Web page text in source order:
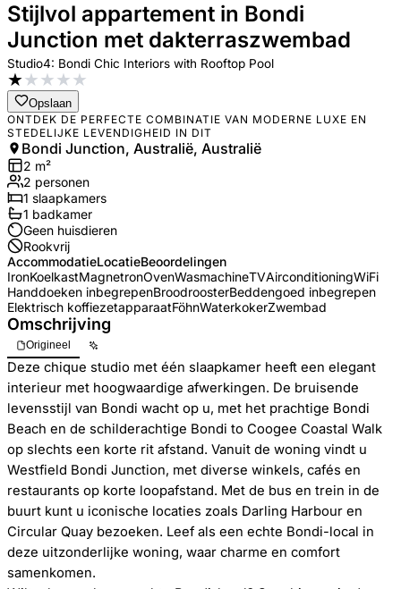
Stijlvol appartement in Bondi
Junction met dakterraszwembad
Studio4: Bondi Chic Interiors with Rooftop Pool
★★★★★
Opslaan
ONTDEK DE PERFECTE COMBINATIE VAN MODERNE LUXE EN
STEDELIJKE LEVENDIGHEID IN DIT
Bondi Junction, Australië, Australië
2 m²
2 personen
1 slaapkamers
1 badkamer
Geen huisdieren
Rookvrij
AccommodatieLocatieBeoordelingen
IronKoelkastMagnetronOvenWasmachineTVAirconditioningWiFi
Handdoeken inbegrepenBroodroosterBeddengoed inbegrepen
Elektrisch koffiezetapparaatFöhnWaterkokerZwembad
Omschrijving
Origineel
Deze chique studio met één slaapkamer heeft een elegant
interieur met hoogwaardige afwerkingen. De bruisende
levensstijl van Bondi wacht op u, met het prachtige Bondi
Beach en de schilderachtige Bondi to Coogee Coastal Walk
op slechts een korte rit afstand. Vanuit de woning vindt u
Westfield Bondi Junction, met diverse winkels, cafés en
restaurants op korte loopafstand. Met de bus en trein in de
buurt kunt u iconische locaties zoals Darling Harbour en
Circular Quay bezoeken. Leef als een echte Bondi-local in
deze uitzonderlijke woning, waar charme en comfort
samenkomen.